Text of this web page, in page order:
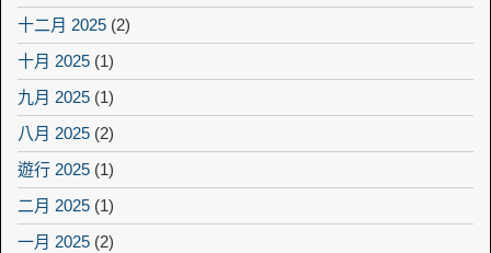
十二月 2025 (2)
十月 2025 (1)
九月 2025 (1)
八月 2025 (2)
遊行 2025 (1)
二月 2025 (1)
一月 2025 (2)